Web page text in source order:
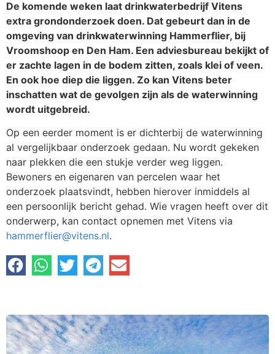
De komende weken laat drinkwaterbedrijf Vitens
extra grondonderzoek doen. Dat gebeurt dan in de
omgeving van drinkwaterwinning Hammerflier, bij
Vroomshoop en Den Ham. Een adviesbureau bekijkt of
er zachte lagen in de bodem zitten, zoals klei of veen.
En ook hoe diep die liggen. Zo kan Vitens beter
inschatten wat de gevolgen zijn als de waterwinning
wordt uitgebreid.
Op een eerder moment is er dichterbij de waterwinning
al vergelijkbaar onderzoek gedaan. Nu wordt gekeken
naar plekken die een stukje verder weg liggen.
Bewoners en eigenaren van percelen waar het
onderzoek plaatsvindt, hebben hierover inmiddels al
een persoonlijk bericht gehad. Wie vragen heeft over dit
onderwerp, kan contact opnemen met Vitens via
hammerflier@vitens.nl.